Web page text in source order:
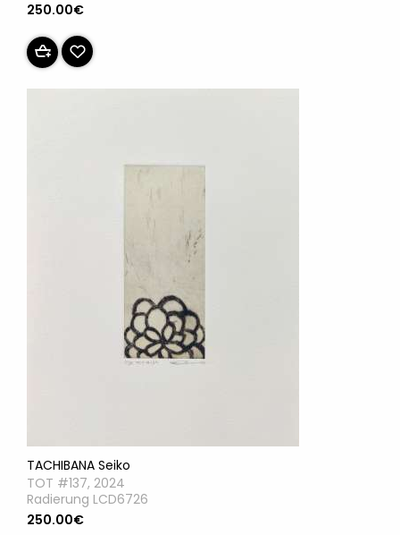
250.00€
TACHIBANA Seiko
TOT #137, 2024
Radierung LCD6726
250.00€